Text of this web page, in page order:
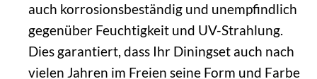
auch korrosionsbeständig und unempfindlich
gegenüber Feuchtigkeit und UV-Strahlung.
Dies garantiert, dass Ihr Diningset auch nach
vielen Jahren im Freien seine Form und Farbe